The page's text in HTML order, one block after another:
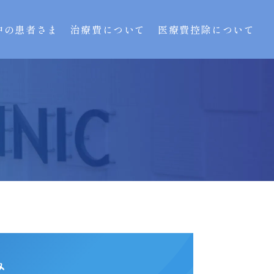
患者さま 治療費について 医療費控除について